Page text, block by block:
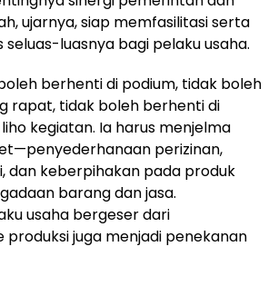
ujarnya, siap memfasilitasi serta
luasnya bagi pelaku usaha.
berhenti di podium, tidak boleh
rapat, tidak boleh berhenti di
kegiatan. Ia harus menjelma
perizinan,
dan keberpihakan pada produk
barang dan jasa.
usaha bergeser dari
produksi juga menjadi penekanan